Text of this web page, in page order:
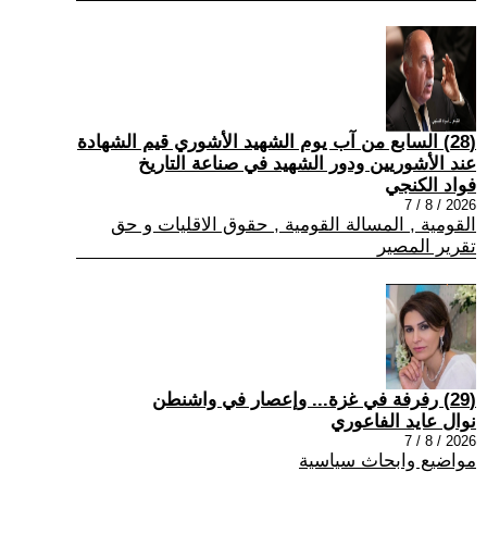
(28) السابع من آب يوم الشهيد الأشوري قيم الشهادة
عند الأشوريين ودور الشهيد في صناعة التاريخ
فواد الكنجي
2026 / 8 / 7
القومية , المسالة القومية , حقوق الاقليات و حق
تقرير المصير
(29) رفرفة في غزة... وإعصار في واشنطن
نوال عايد الفاعوري
2026 / 8 / 7
مواضيع وابحاث سياسية